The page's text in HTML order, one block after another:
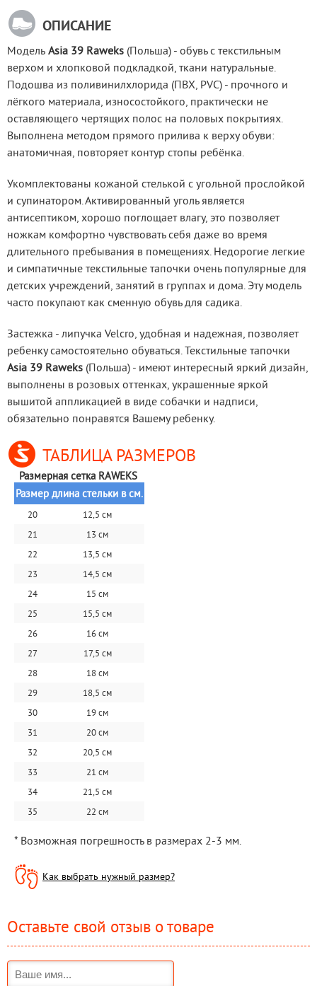
ОПИСАНИЕ
Модель Asia 39 Raweks (Польша) - обувь с текстильным
верхом и хлопковой подкладкой, ткани натуральные.
Подошва из поливинилхлорида (ПВХ, PVC) - прочного и
лёгкого материала, износостойкого, практически не
оставляющего чертящих полос на половых покрытиях.
Выполнена методом прямого прилива к верху обуви:
анатомичная, повторяет контур стопы ребёнка.
Укомплектованы кожаной стелькой с угольной прослойкой
и супинатором. Активированный уголь является
антисептиком, хорошо поглощает влагу, это позволяет
ножкам комфортно чувствовать себя даже во время
длительного пребывания в помещениях. Недорогие легкие
и симпатичные текстильные тапочки очень популярные для
детских учреждений, занятий в группах и дома. Эту модель
часто покупают как сменную обувь для садика.
Застежка - липучка Velcro, удобная и надежная, позволяет
Asia 39 Raweks (Польша) - имеют интересный яркий дизайн,
выполнены в розовых оттенках, украшенные яркой
вышитой аппликацией в виде собачки и надписи,
обязательно понравятся Вашему ребенку.
ТАБЛИЦА РАЗМЕРОВ
Размерная сетка RAWEKS
Размер длина стельки в см.
20
12,5 см
21
13 см
22
13,5 см
23
14,5 см
24
15 см
25
15,5 см
26
16 см
27
17,5 см
28
18 см
29
18,5 см
30
19 см
31
20 см
32
20,5 см
33
21 см
34
21,5 см
35
22 см
* Возможная погрешность в размерах 2-3 мм.
Как выбрать нужный размер?
Оставьте свой отзыв о товаре